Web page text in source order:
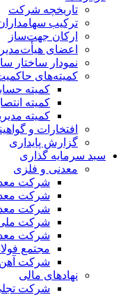
تاریخچه شرکت
ترکیب
ارکان جهت‌ساز
اعضای
نمودار ساختار
کمیته‌های
کمیته
کمیته
کمیته
افتخارات و
گزارش پایداری
سبد سرمایه گذاری
معدنی و فلزی
شرکت
شرکت
شرکت
شرکت ملی
شرکت
مجتمع
شرکت آهن
نهادهای مالی
شرکت